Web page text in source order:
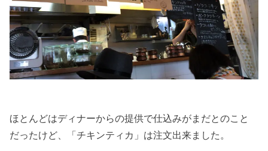
ほとんどはディナーからの提供で仕込みがまだとのこと
だったけど、「チキンティカ」は注文出来ました。